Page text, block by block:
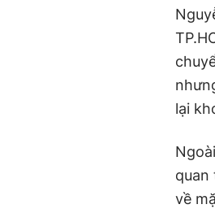
lại
quan
về